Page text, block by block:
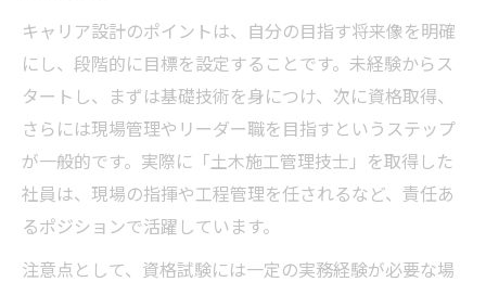
キャリア設計のポイントは、自分の目指す将来像を明確
にし、段階的に目標を設定することです。未経験からス
タートし、まずは基礎技術を身につけ、次に資格取得、
さらには現場管理やリーダー職を目指すというステップ
が一般的です。実際に「土木施工管理技士」を取得した
社員は、現場の指揮や工程管理を任されるなど、責任あ
るポジションで活躍しています。
注意点として、資格試験には一定の実務経験が必要な場